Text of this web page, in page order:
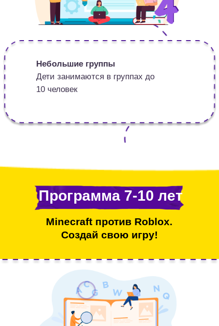
Небольшие группы
Дети занимаются в группах до
10 человек
Программа 7-10 лет
Minecraft против Roblox.
Создай свою игру!